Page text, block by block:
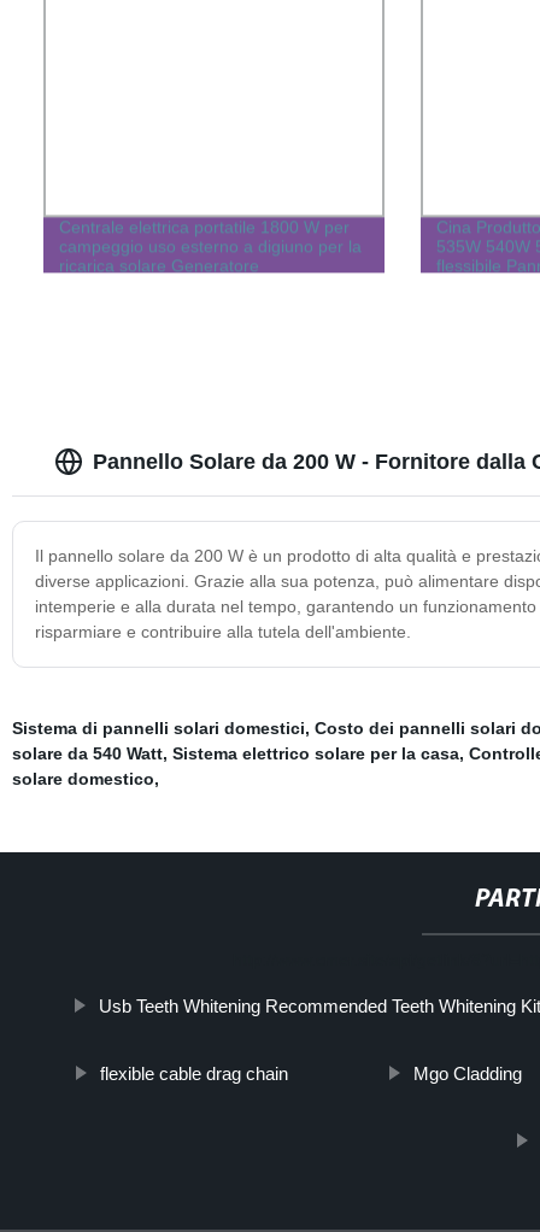
Centrale elettrica portatile 1800 W per
campeggio uso esterno a digiuno per la
ricarica solare Generatore
Cina
535W 540W
flessibile
Pannello Solare da 200 W - Fornitore dalla
Il pannello solare da 200 W è un prodotto di alta qualità e
diverse applicazioni. Grazie alla sua potenza, può alimentare
intemperie e alla durata nel tempo, garantendo un
risparmiare e contribuire alla tutela dell'ambiente.
Sistema di pannelli solari domestici, Costo dei pannelli solari
solare da 540 Watt, Sistema elettrico solare per la casa,
solare domestico,
Usb Teeth Whitening Recommended Teeth Whitening Kit
flexible cable drag chain Mgo Cladding